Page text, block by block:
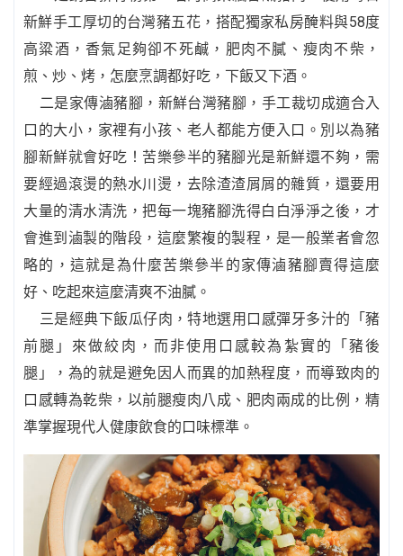
新鮮手工厚切的台灣豬五花，搭配獨家私房醃料與58度
高粱酒，香氣足夠卻不死鹹，肥肉不膩、瘦肉不柴，
煎、炒、烤，怎麼烹調都好吃，下飯又下酒。
二是家傳滷豬腳，新鮮台灣豬腳，手工裁切成適合入
口的大小，家裡有小孩、老人都能方便入口。別以為豬
腳新鮮就會好吃！苦樂參半的豬腳光是新鮮還不夠，需
要經過滾燙的熱水川燙，去除渣渣屑屑的雜質，還要用
大量的清水清洗，把每一塊豬腳洗得白白淨淨之後，才
會進到滷製的階段，這麼繁複的製程，是一般業者會忽
略的，這就是為什麼苦樂參半的家傳滷豬腳賣得這麼
好、吃起來這麼清爽不油膩。
三是經典下飯瓜仔肉，特地選用口感彈牙多汁的「豬
前腿」來做絞肉，而非使用口感較為紮實的「豬後
腿」，為的就是避免因人而異的加熱程度，而導致肉的
口感轉為乾柴，以前腿瘦肉八成、肥肉兩成的比例，精
準掌握現代人健康飲食的口味標準。